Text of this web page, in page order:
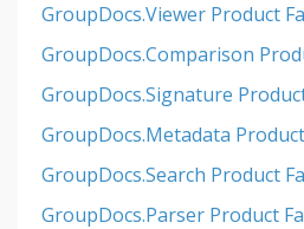
GroupDocs.Viewer Product
GroupDocs.Comparison
GroupDocs.Signature
GroupDocs.Metadata
GroupDocs.Search Product
GroupDocs.Parser Product